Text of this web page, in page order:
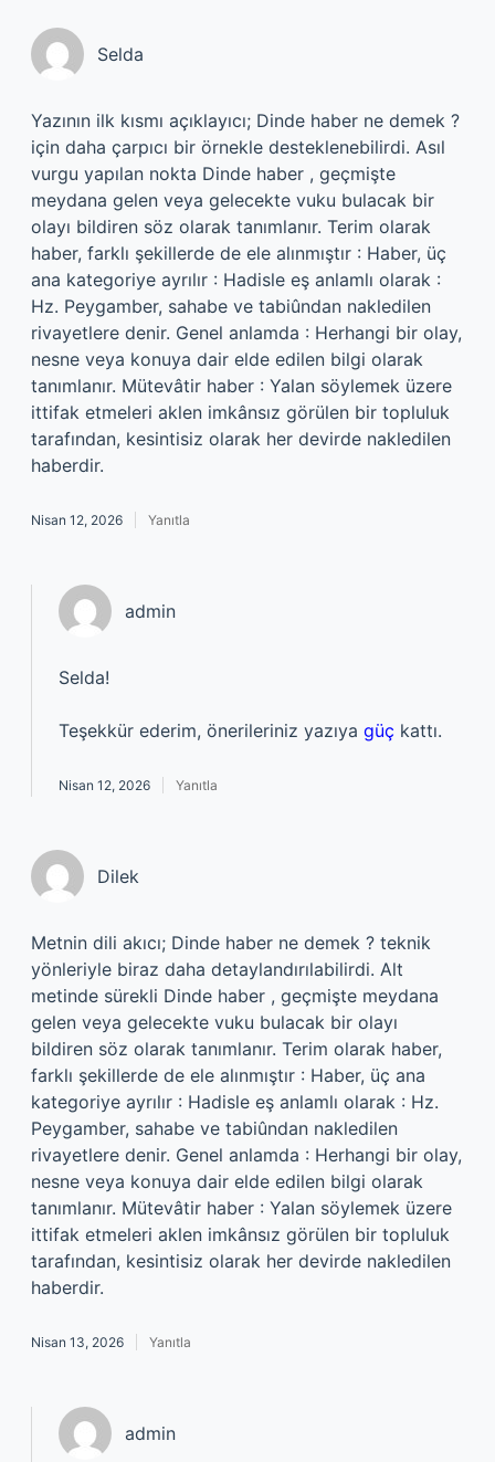
Selda
Yazının ilk kısmı açıklayıcı; Dinde haber ne demek ?
için daha çarpıcı bir örnekle desteklenebilirdi. Asıl
vurgu yapılan nokta Dinde haber , geçmişte
meydana gelen veya gelecekte vuku bulacak bir
olayı bildiren söz olarak tanımlanır. Terim olarak
haber, farklı şekillerde de ele alınmıştır : Haber, üç
ana kategoriye ayrılır : Hadisle eş anlamlı olarak :
Hz. Peygamber, sahabe ve tabiûndan nakledilen
rivayetlere denir. Genel anlamda : Herhangi bir olay,
nesne veya konuya dair elde edilen bilgi olarak
tanımlanır. Mütevâtir haber : Yalan söylemek üzere
ittifak etmeleri aklen imkânsız görülen bir topluluk
tarafından, kesintisiz olarak her devirde nakledilen
haberdir.
Nisan 12, 2026 Yanıtla
admin
Selda!
Teşekkür ederim, önerileriniz yazıya güç kattı.
Nisan 12, 2026 Yanıtla
Dilek
Metnin dili akıcı; Dinde haber ne demek ? teknik
yönleriyle biraz daha detaylandırılabilirdi. Alt
metinde sürekli Dinde haber , geçmişte meydana
gelen veya gelecekte vuku bulacak bir olayı
bildiren söz olarak tanımlanır. Terim olarak haber,
farklı şekillerde de ele alınmıştır : Haber, üç ana
kategoriye ayrılır : Hadisle eş anlamlı olarak : Hz.
Peygamber, sahabe ve tabiûndan nakledilen
rivayetlere denir. Genel anlamda : Herhangi bir olay,
nesne veya konuya dair elde edilen bilgi olarak
tanımlanır. Mütevâtir haber : Yalan söylemek üzere
ittifak etmeleri aklen imkânsız görülen bir topluluk
tarafından, kesintisiz olarak her devirde nakledilen
haberdir.
Nisan 13, 2026 Yanıtla
admin